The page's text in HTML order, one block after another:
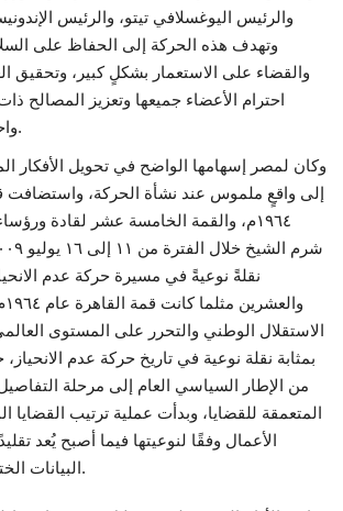
منحة والرئيس اليوغسلافي تيتو، والرئيس
وتهدف هذه الحركة إلى الحفاظ على
والقضاء على الاستعمار بشكلٍ كبير، وتحقيق
احترام الأعضاء جميعها وتعزيز المصالح
واحترام حقوق الإنسان.
وكان لمصر إسهامها الواضح في تحويل الأفكار
إلى واقعٍ ملموس عند نشأة الحركة، واستضافت
١٩٦٤م، والقمة الخامسة عشر لقادة
نقلةً نوعيةً في مسيرة حركة عدم
الاستقلال الوطني والتحرر على المستوى
بمثابة نقلة نوعية في تاريخ حركة عدم
من الإطار السياسي العام إلى مرحلة التفاصيل
المتعمقة للقضايا، وبدأت عملية ترتيب
الأعمال وفقًا لنوعيتها فيما أصبح يُعد
البيانات الختامية اللاحقة للحركة.